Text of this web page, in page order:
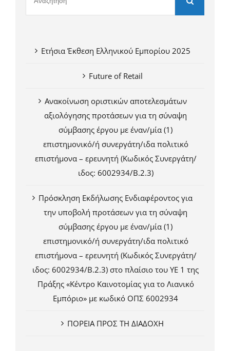
Ετήσια Έκθεση Ελληνικού Εμπορίου 2025
Future of Retail
Ανακοίνωση οριστικών αποτελεσμάτων
αξιολόγησης προτάσεων για τη σύναψη
σύμβασης έργου με έναν/μία (1)
επιστημονικό/ή συνεργάτη/ιδα πολιτικό
επιστήμονα – ερευνητή (Κωδικός Συνεργάτη/
ιδος: 6002934/Β.2.3)
Πρόσκληση Εκδήλωσης Ενδιαφέροντος για
την υποβολή προτάσεων για τη σύναψη
σύμβασης έργου με έναν/μία (1)
επιστημονικό/ή συνεργάτη/ιδα πολιτικό
επιστήμονα – ερευνητή (Κωδικός Συνεργάτη/
ιδος: 6002934/Β.2.3) στο πλαίσιο του ΥΕ 1 της
Πράξης «Κέντρο Καινοτομίας για το Λιανικό
Εμπόριο» με κωδικό ΟΠΣ 6002934
ΠΟΡΕΙΑ ΠΡΟΣ ΤΗ ΔΙΑΔΟΧΗ